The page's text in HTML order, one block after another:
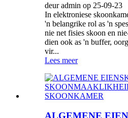
deur admin op 25-09-23
In elektroniese
'n belangrike rol as 'n
nie net fisies skoon en
dien ook as 'n buffer,
vir...
Lees meer
ALGEMENE